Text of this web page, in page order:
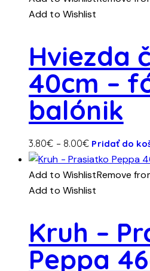
through
Add to Wishlist
Hviezda
40cm –
balónik
3.80€ – 8.00€Price
range:
3.80€
through
Pridať do
Add to WishlistRemove
Add to Wishlist
Kruh –
Peppa